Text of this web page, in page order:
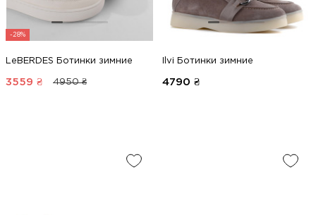
-28%
LeBERDES Ботинки зимние
3559 ₴ 4950 ₴
Ilvi Ботинки зимние
4790 ₴